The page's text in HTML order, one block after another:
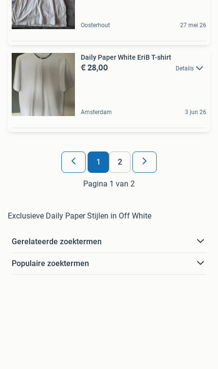
Oosterhout 27 mei 26
Daily Paper White EriB T-shirt
€ 28,00 Details
Amsterdam 3 jun 26
1 2
Pagina 1 van 2
Exclusieve Daily Paper Stijlen in Off White
Gerelateerde zoektermen
Populaire zoektermen